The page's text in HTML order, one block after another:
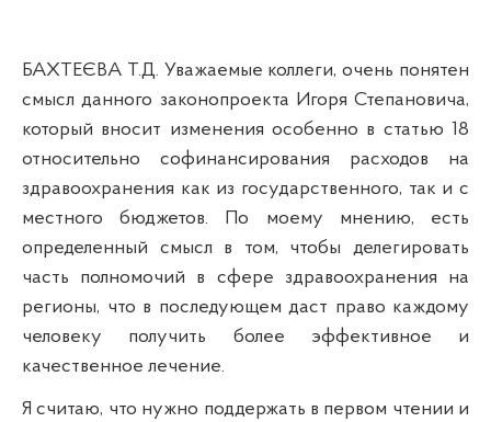
БАХТЕЄ ВА Т.Д. Уважаемые коллеги, очень понятен
смысл данного законопроекта Игоря Степановича,
который вносит изменения особенно в статью 18
относительно софинансирования расходов на
здравоохранения как из государственного, так и с
местного бюджетов. По моему мнению, есть
определенный смысл в том, чтобы делегировать
часть полномочий в сфере здравоохранения на
регионы, что в последующем даст право каждому
человеку получить более эффективное и
качественное лечение.
Я считаю, что нужно поддержать в первом чтении и